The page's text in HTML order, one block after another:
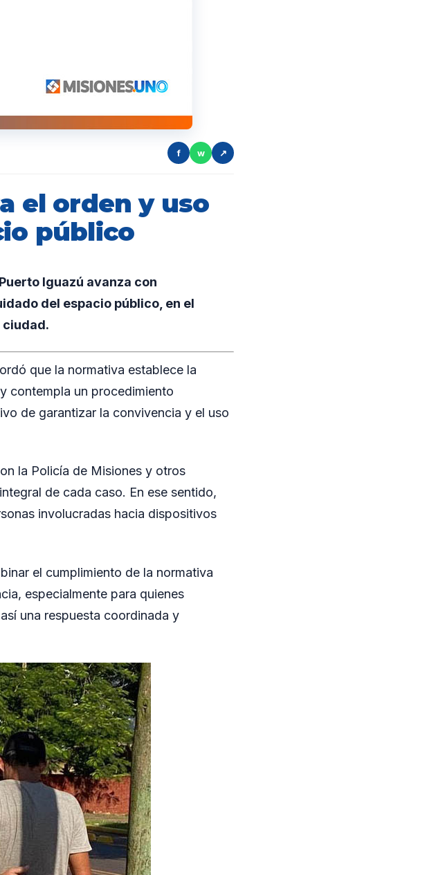
f w ↗
el orden y uso
público
Iguazú avanza con
del espacio público, en el
ciudad.
que la normativa establece la
contempla un procedimiento
de garantizar la convivencia y el uso
la Policía de Misiones y otros
de cada caso. En ese sentido,
involucradas hacia dispositivos
el cumplimiento de la normativa
especialmente para quienes
una respuesta coordinada y